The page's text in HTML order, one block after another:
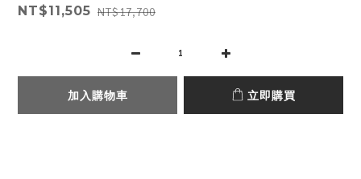
NT$11,505 NT$17,700
加入購物車 立即購買